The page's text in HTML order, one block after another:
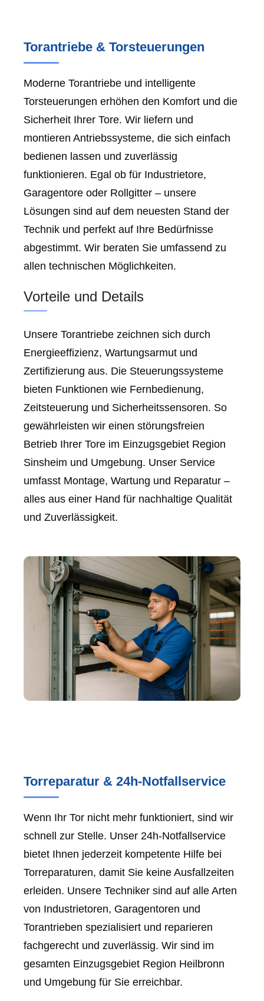
Torantriebe & Torsteuerungen
Moderne Torantriebe und intelligente
Torsteuerungen erhöhen den Komfort und die
Sicherheit Ihrer Tore. Wir liefern und
montieren Antriebssysteme, die sich einfach
bedienen lassen und zuverlässig
funktionieren. Egal ob für Industrietore,
Garagentore oder Rollgitter – unsere
Lösungen sind auf dem neuesten Stand der
Technik und perfekt auf Ihre Bedürfnisse
abgestimmt. Wir beraten Sie umfassend zu
allen technischen Möglichkeiten.
Vorteile und Details
Unsere Torantriebe zeichnen sich durch
Energieeffizienz, Wartungsarmut und
Zertifizierung aus. Die Steuerungssysteme
bieten Funktionen wie Fernbedienung,
Zeitsteuerung und Sicherheitssensoren. So
gewährleisten wir einen störungsfreien
Betrieb Ihrer Tore im Einzugsgebiet Region
Sinsheim und Umgebung. Unser Service
umfasst Montage, Wartung und Reparatur –
alles aus einer Hand für nachhaltige Qualität
und Zuverlässigkeit.
Torreparatur & 24h-Notfallservice
Wenn Ihr Tor nicht mehr funktioniert, sind wir
schnell zur Stelle. Unser 24h-Notfallservice
bietet Ihnen jederzeit kompetente Hilfe bei
Torreparaturen, damit Sie keine Ausfallzeiten
erleiden. Unsere Techniker sind auf alle Arten
von Industrietoren, Garagentoren und
Torantrieben spezialisiert und reparieren
fachgerecht und zuverlässig. Wir sind im
gesamten Einzugsgebiet Region Heilbronn
und Umgebung für Sie erreichbar.